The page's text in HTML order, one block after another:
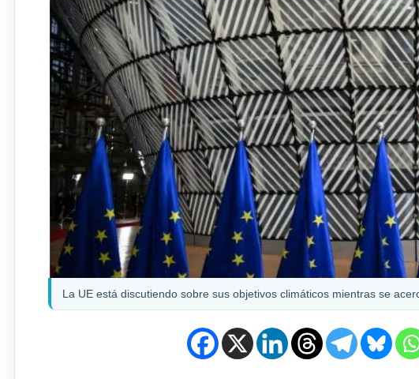
La UE está discutiendo sobre sus objetivos climáticos mientras se